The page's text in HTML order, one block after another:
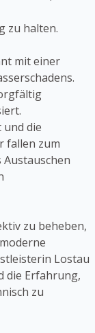
zu halten.
mit einer
und die
fallen zum
Austauschen
zu beheben,
Lostau
die Erfahrung,
zu